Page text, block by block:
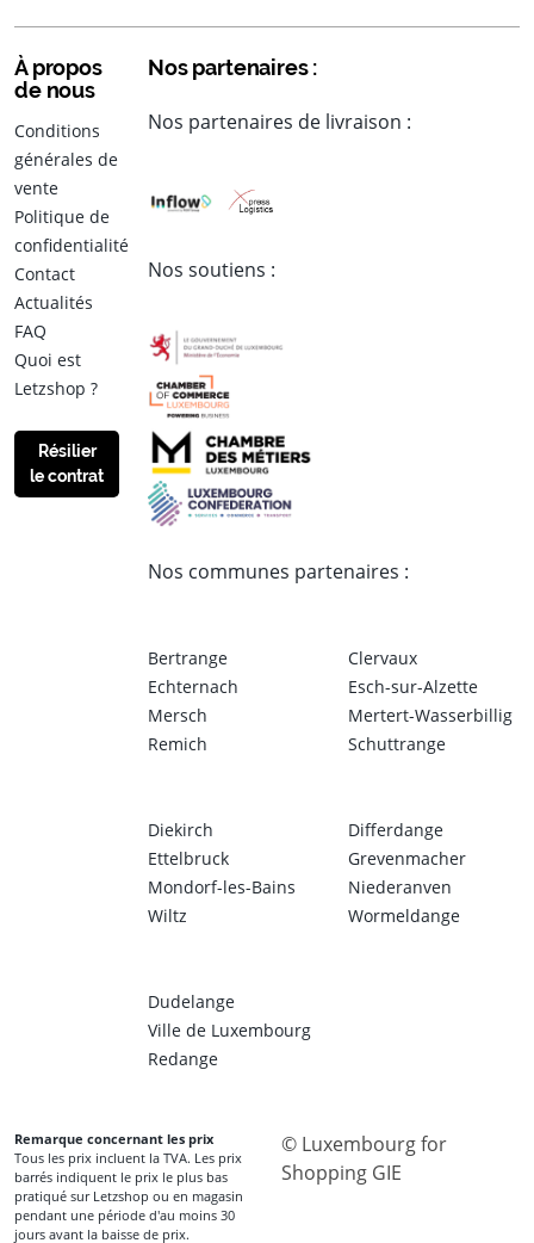
À propos
de nous
Conditions
générales de
vente
Politique de
confidentialité
Contact
Actualités
FAQ
Quoi est
Letzshop ?
Résilier
le contrat
Nos partenaires :
Nos partenaires de livraison :
Nos soutiens :
Nos communes partenaires :
Bertrange
Echternach
Mersch
Remich
Clervaux
Esch-sur-Alzette
Mertert-Wasserbillig
Schuttrange
Diekirch
Ettelbruck
Mondorf-les-Bains
Wiltz
Differdange
Grevenmacher
Niederanven
Wormeldange
Dudelange
Ville de Luxembourg
Redange
Remarque concernant les prix
Tous les prix incluent la TVA. Les prix
barrés indiquent le prix le plus bas
pratiqué sur Letzshop ou en magasin
pendant une période d'au moins 30
jours avant la baisse de prix.
© Luxembourg for
Shopping GIE